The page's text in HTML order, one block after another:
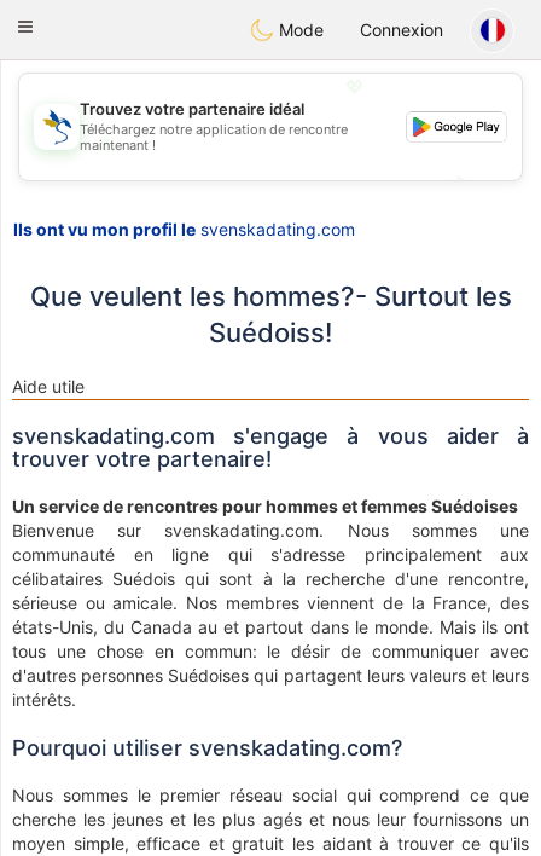
SvenskaDating
Toggle
Mode Connexion
💖
💕
Trouvez votre partenaire idéal
Téléchargez notre application de rencontre
maintenant !
Ils ont vu mon profil le svenskadating.com
Que veulent les hommes?- Surtout les
Suédoiss!
Aide utile
svenskadating.com s'engage à vous aider à
trouver votre partenaire!
Un service de rencontres pour hommes et femmes Suédoises
Bienvenue sur svenskadating.com. Nous sommes une
communauté en ligne qui s'adresse principalement aux
célibataires Suédois qui sont à la recherche d'une rencontre,
sérieuse ou amicale. Nos membres viennent de la France, des
états-Unis, du Canada au et partout dans le monde. Mais ils ont
tous une chose en commun: le désir de communiquer avec
d'autres personnes Suédoises qui partagent leurs valeurs et leurs
intérêts.
Pourquoi utiliser svenskadating.com?
Nous sommes le premier réseau social qui comprend ce que
cherche les jeunes et les plus agés et nous leur fournissons un
moyen simple, efficace et gratuit les aidant à trouver ce qu'ils